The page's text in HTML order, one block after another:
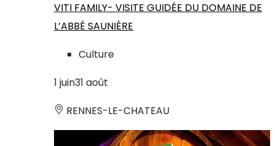
VITI FAMILY- VISITE GUIDÉE DU DOMAINE DE
L’ABBÉ SAUNIÈRE
Culture
1 juin31 août
RENNES-LE-CHATEAU